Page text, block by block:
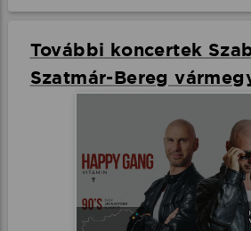
További koncertek
Szatmár-Bereg